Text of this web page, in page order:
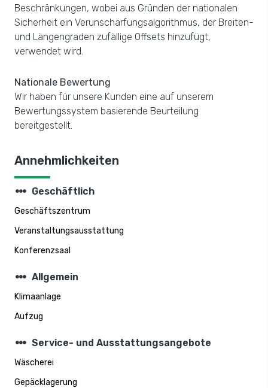
Beschränkungen, wobei aus Gründen der nationalen
Sicherheit ein Verunschärfungsalgorithmus, der Breiten-
und Längengraden zufällige Offsets hinzufügt,
verwendet wird.
Nationale Bewertung
Wir haben für unsere Kunden eine auf unserem
Bewertungssystem basierende Beurteilung
bereitgestellt.
Annehmlichkeiten
steppers Geschäftlich
Geschäftszentrum
Veranstaltungsausstattung
Konferenzsaal
steppers Allgemein
Klimaanlage
Aufzug
steppers Service- und Ausstattungsangebote
Wäscherei
Gepäcklagerung